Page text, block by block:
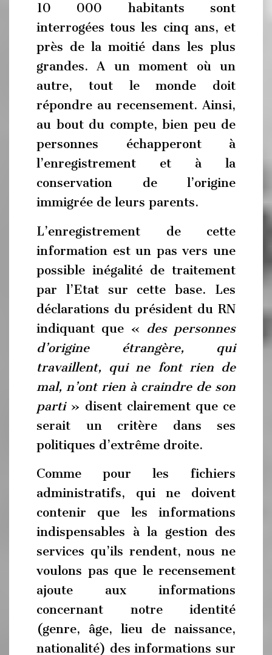
10 000 habitants sont
interrogées tous les cinq ans, et
près de la moitié dans les plus
grandes. A un moment où un
autre, tout le monde doit
répondre au recensement. Ainsi,
au bout du compte, bien peu de
personnes échapperont à
l’enregistrement et à la
conservation de l’origine
immigrée de leurs parents.
L’enregistrement de cette
information est un pas vers une
possible inégalité de traitement
par l’Etat sur cette base. Les
déclarations du président du RN
indiquant que « des personnes
d’origine étrangère, qui
travaillent, qui ne font rien de
mal, n’ont rien à craindre de son
parti» disent clairement que ce
serait un critère dans ses
politiques d’extrême droite.
Comme pour les fichiers
administratifs, qui ne doivent
contenir que les informations
indispensables à la gestion des
services qu’ils rendent, nous ne
voulons pas que le recensement
ajoute aux informations
concernant notre identité
(genre, âge, lieu de naissance,
nationalité) des informations sur